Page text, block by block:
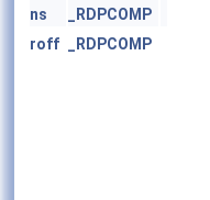
ns
_RDPCOMP
roff
_RDPCOMP